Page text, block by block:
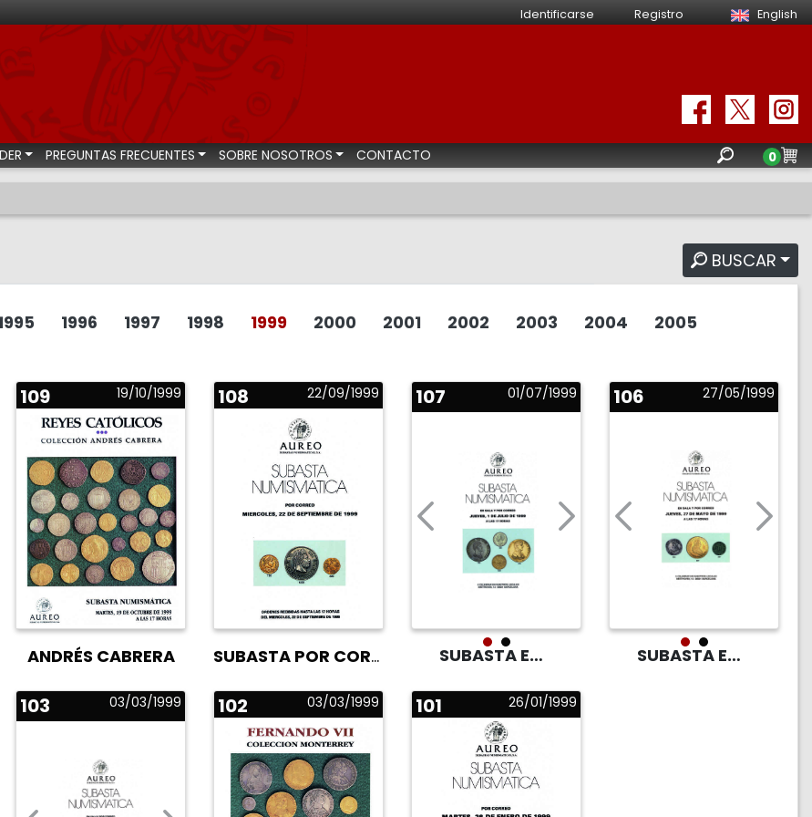
Identificarse Registro English
numismáticas
PREGUNTAS FRECUENTES SOBRE NOSOTROS CONTACTO 0
BUSCAR
1996 1997 1998 1999 2000 2001 2002 2003 2004
2005
109 19/10/1999
ANDRÉS CABRERA
108 22/09/1999
SUBASTA POR CORREO
107 01/07/1999
SUBASTA EN SALA
106 27/05/1999
SUBASTA EN SALA
103 03/03/1999 102 03/03/1999 101 26/01/1999